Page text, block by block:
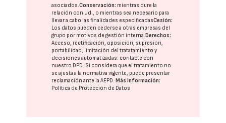
asociados.Conservación: mientras dure la
relación con Ud., o mientras sea necesario para
llevar a cabo las finalidades especificadasCesión:
Los datos pueden cederse a otras empresas del
grupo por motivos de gestión interna.Derechos:
Acceso, rectificación, oposición, supresión,
portabilidad, limitación del tratatamiento y
decisiones automatizadas: contacte con
nuestro DPD. Si considera que el tratamiento no
se ajusta a la normativa vigente, puede presentar
reclamación ante laAEPD.Más información:
Política de Protección de Datos